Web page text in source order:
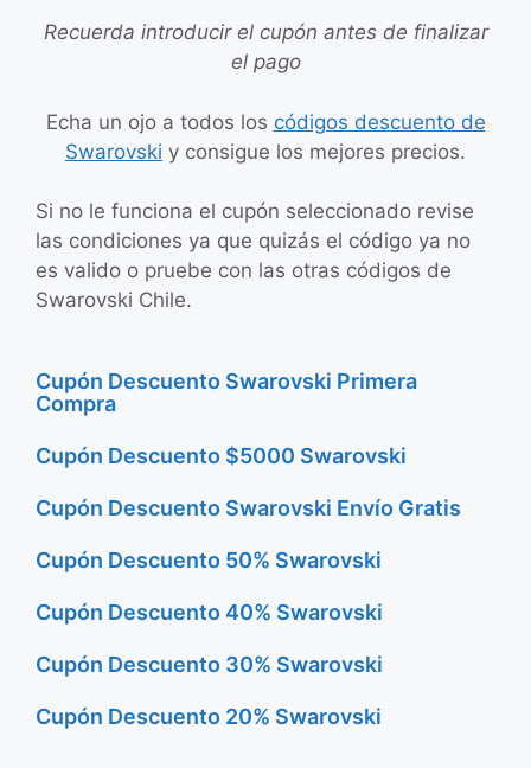
Recuerda introducir el cupón antes de finalizar
el pago
Echa un ojo a todos los códigos descuento de
Swarovski y consigue los mejores precios.
Si no le funciona el cupón seleccionado revise
las condiciones ya que quizás el código ya no
es valido o pruebe con las otras códigos de
Swarovski Chile.
Cupón Descuento Swarovski Primera
Compra
Cupón Descuento $5000 Swarovski
Cupón Descuento Swarovski Envío Gratis
Cupón Descuento 50% Swarovski
Cupón Descuento 40% Swarovski
Cupón Descuento 30% Swarovski
Cupón Descuento 20% Swarovski